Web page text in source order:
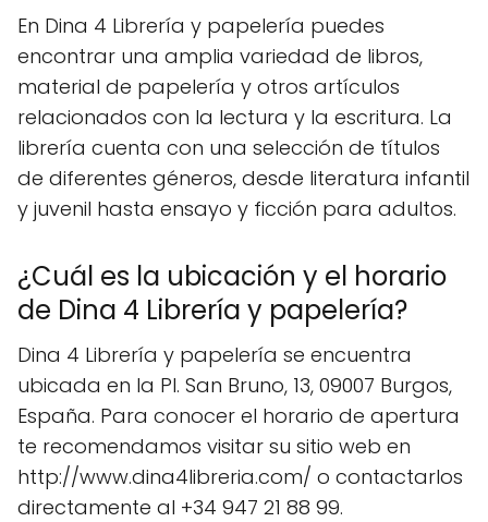
En Dina 4 Librería y papelería puedes
encontrar una amplia variedad de libros,
material de papelería y otros artículos
relacionados con la lectura y la escritura. La
librería cuenta con una selección de títulos
de diferentes géneros, desde literatura infantil
y juvenil hasta ensayo y ficción para adultos.
¿Cuál es la ubicación y el horario
de Dina 4 Librería y papelería?
Dina 4 Librería y papelería se encuentra
ubicada en la Pl. San Bruno, 13, 09007 Burgos,
España. Para conocer el horario de apertura
te recomendamos visitar su sitio web en
http://www.dina4libreria.com/ o contactarlos
directamente al +34 947 21 88 99.